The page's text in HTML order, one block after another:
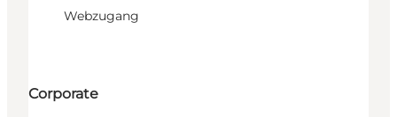
Webzugang
Corporate